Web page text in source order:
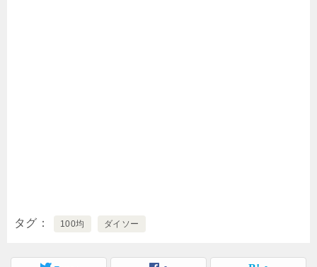
タグ 100均 ダイソー